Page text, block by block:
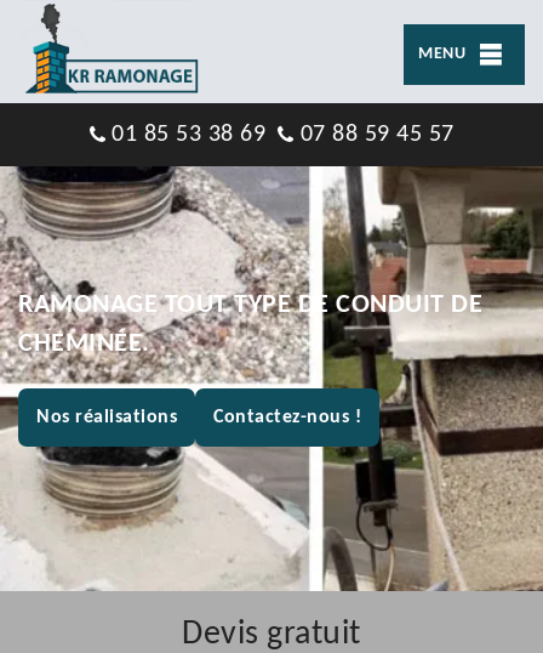
MENU
01 85 53 38 69 07 88 59 45 57
RAMONAGE TOUT TYPE DE CONDUIT DE
CHEMINÉE.
Nos réalisations Contactez-nous !
Devis gratuit